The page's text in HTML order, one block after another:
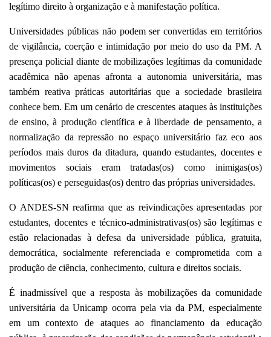
legítimo direito à organização e à manifestação política.
Universidades públicas não podem ser convertidas em territórios
de vigilância, coerção e intimidação por meio do uso da PM. A
presença policial diante de mobilizações legítimas da comunidade
acadêmica não apenas afronta a autonomia universitária, mas
também reativa práticas autoritárias que a sociedade brasileira
conhece bem. Em um cenário de crescentes ataques às instituições
de ensino, à produção científica e à liberdade de pensamento, a
normalização da repressão no espaço universitário faz eco aos
períodos mais duros da ditadura, quando estudantes, docentes e
movimentos sociais eram tratadas(os) como inimigas(os)
políticas(os) e perseguidas(os) dentro das próprias universidades.
O ANDES-SN reafirma que as reivindicações apresentadas por
estudantes, docentes e técnico-administrativas(os) são legítimas e
estão relacionadas à defesa da universidade pública, gratuita,
democrática, socialmente referenciada e comprometida com a
produção de ciência, conhecimento, cultura e direitos sociais.
É inadmissível que a resposta às mobilizações da comunidade
universitária da Unicamp ocorra pela via da PM, especialmente
em um contexto de ataques ao financiamento da educação